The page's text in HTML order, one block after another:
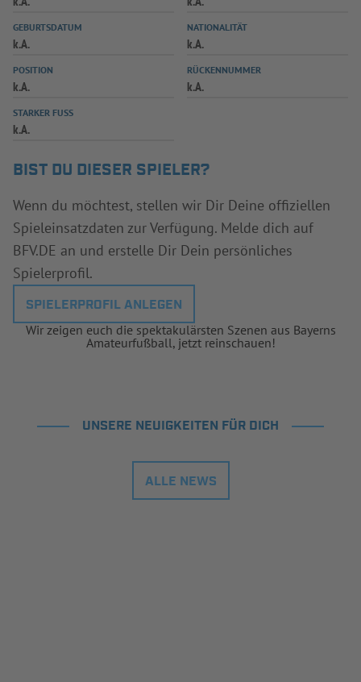
SPIELPLUS
GEBURTSDATUM
k.A.
NATIONALITÄT
k.A.
POSITION
k.A.
RÜCKENNUMMER
k.A.
STARKER FUSS
k.A.
BIST DU DIESER SPIELER?
Wenn du möchtest, stellen wir Dir Deine offiziellen
Spieleinsatzdaten zur Verfügung. Melde dich auf
BFV.DE an und erstelle Dir Dein persönliches
Spielerprofil.
SPIELERPROFIL ANLEGEN
Wir zeigen euch die spektakulärsten Szenen aus Bayerns
Amateurfußball, jetzt reinschauen!
UNSERE NEUIGKEITEN FÜR DICH
ALLE NEWS